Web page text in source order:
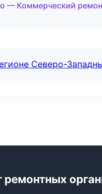
— Коммерческий
Северо-
ремонтных